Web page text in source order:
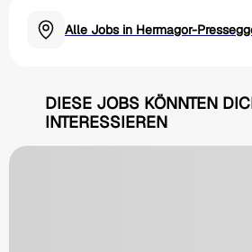
Alle Jobs in Hermagor-
DIESE JOBS KÖNNTEN
INTERESSIEREN